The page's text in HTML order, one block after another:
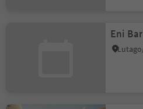
Eni Bar